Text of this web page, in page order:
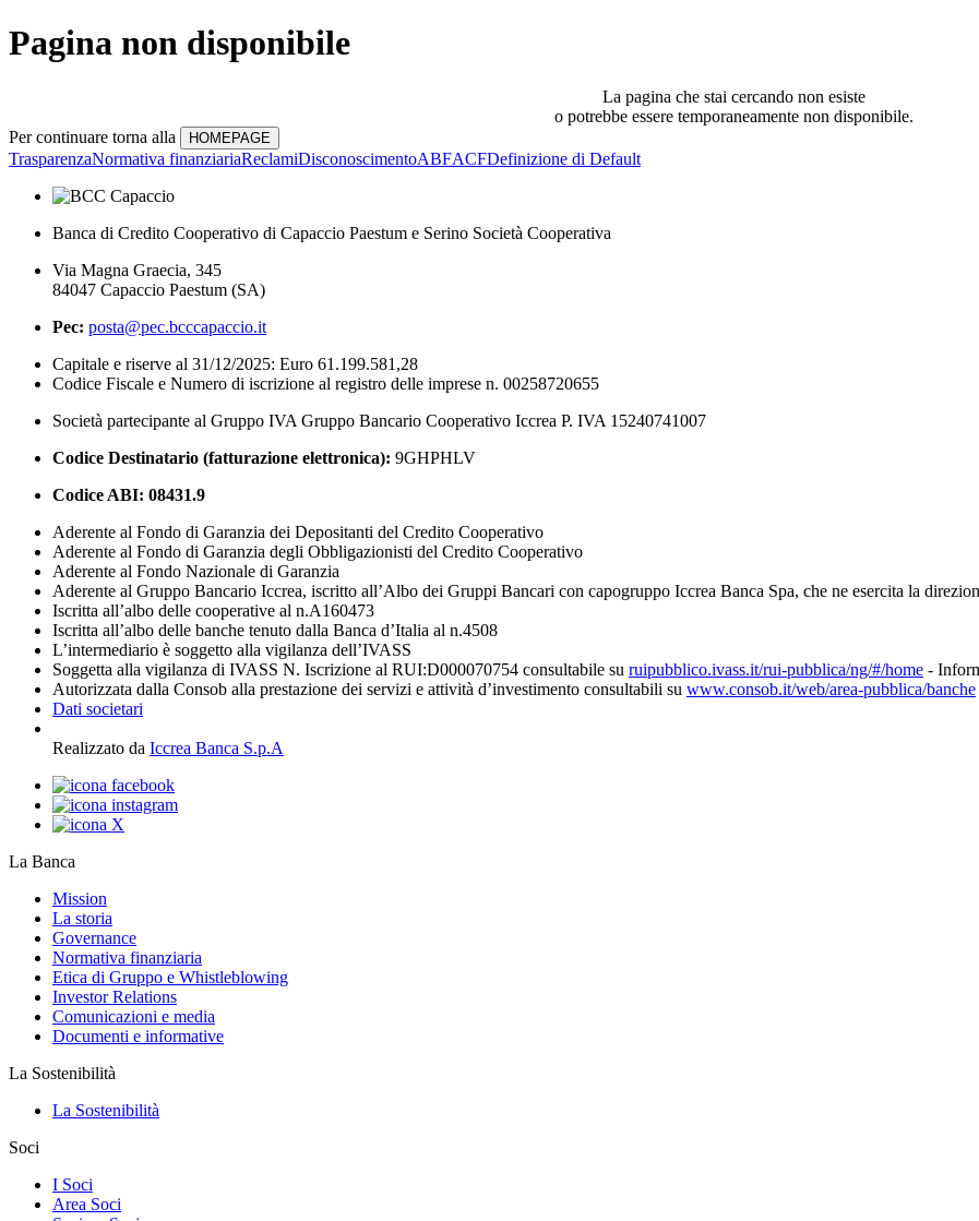
Pagina non disponibile
La pagina che stai cercando non esiste
o potrebbe essere temporaneamente non disponibile.
Per continuare torna alla
TrasparenzaNormativa finanziariaReclamiDisconoscimentoABFACFDefinizione di Default
Banca di Credito Cooperativo di Capaccio Paestum e Serino Società Cooperativa
Via Magna Graecia, 345
84047 Capaccio Paestum (SA)
Pec: posta@pec.bcccapaccio.it
Capitale e riserve al 31/12/2025: Euro 61.199.581,28
Codice Fiscale e Numero di iscrizione al registro delle imprese n. 00258720655
Società partecipante al Gruppo IVA Gruppo Bancario Cooperativo Iccrea P. IVA 15240741007
Codice Destinatario (fatturazione elettronica): 9GHPHLV
Codice ABI: 08431.9
Aderente al Fondo di Garanzia dei Depositanti del Credito Cooperativo
Aderente al Fondo di Garanzia degli Obbligazionisti del Credito Cooperativo
Aderente al Fondo Nazionale di Garanzia
Aderente al Gruppo Bancario Iccrea, iscritto all’Albo dei Gruppi Bancari con capogruppo Iccrea Banca Spa, che ne esercita la
Iscritta all’albo delle cooperative al n.A160473
Iscritta all’albo delle banche tenuto dalla Banca d’Italia al n.4508
L’intermediario è soggetto alla vigilanza dell’IVASS
Soggetta alla vigilanza di IVASS N. Iscrizione al RUI:D000070754 consultabile su ruipubblico.ivass.it/rui-pubblica/ng/#/home -
Autorizzata dalla Consob alla prestazione dei servizi e attività d’investimento consultabili su www.consob.it/web/area-pubblica/banche
Dati societari
Realizzato da Iccrea Banca S.p.A
La Banca
Mission
La storia
Governance
Normativa finanziaria
Etica di Gruppo e Whistleblowing
Investor Relations
Comunicazioni e media
Documenti e informative
La Sostenibilità
La Sostenibilità
Soci
I Soci
Area Soci